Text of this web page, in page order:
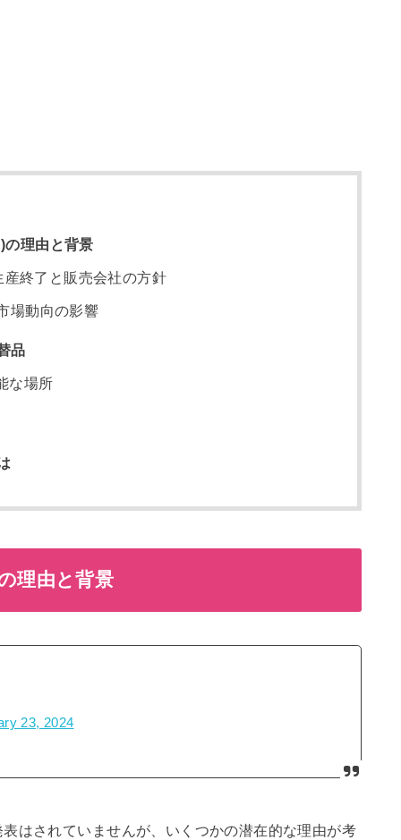
理由と背景
終了と販売会社の方針
場動向の影響
品
な場所
理由と背景
23, 2024
はされていませんが、いくつかの潜在的な理由が考